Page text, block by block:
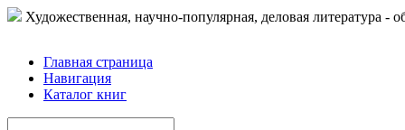
Художественная, научно-популярная, деловая литература -
Главная страница
Навигация
Каталог книг